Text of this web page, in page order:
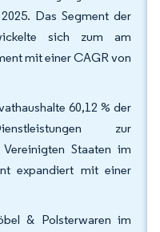
Das Segment der
sich zum am
mit einer CAGR von
60,12 % der
zur
Staaten im
expandiert mit einer
& Polsterwaren im